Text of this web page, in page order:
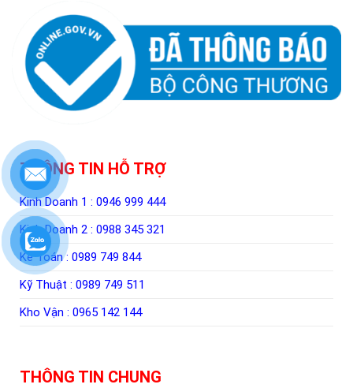
THÔNG TIN HỖ TRỢ
Kinh Doanh 1 : 0946 999 444
Kinh Doanh 2 : 0988 345 321
Kế Toán : 0989 749 844
Kỹ Thuật : 0989 749 511
Kho Vận : 0965 142 144
THÔNG TIN CHUNG